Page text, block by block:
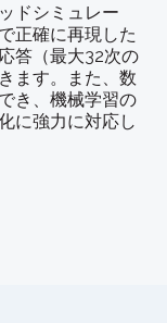
ドシミュレー
正確に再現した
答（最大32次の
ます。また、数
き、機械学習の
に強力に対応し